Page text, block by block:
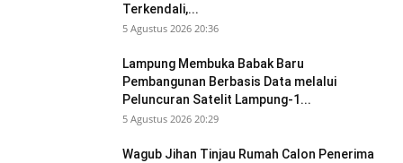
Terkendali,...
5 Agustus 2026 20:36
Lampung Membuka Babak Baru
Pembangunan Berbasis Data melalui
Peluncuran Satelit Lampung-1...
5 Agustus 2026 20:29
Wagub Jihan Tinjau Rumah Calon Penerima